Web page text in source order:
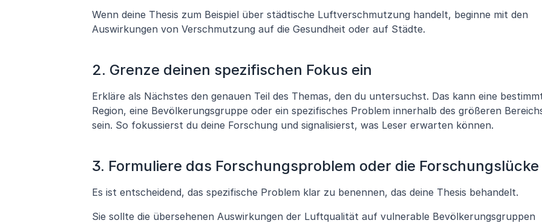
Wenn deine Thesis zum Beispiel über städtische Luftverschmutzung handelt, beginne mit den
Auswirkungen von Verschmutzung auf die Gesundheit oder auf Städte.
2. Grenze deinen spezifischen Fokus ein
Erkläre als Nächstes den genauen Teil des Themas, den du untersuchst. Das kann eine
Region, eine Bevölkerungsgruppe oder ein spezifisches Problem innerhalb des größeren
sein. So fokussierst du deine Forschung und signalisierst, was Leser erwarten können.
3. Formuliere das Forschungsproblem oder die Forschungslücke
Es ist entscheidend, das spezifische Problem klar zu benennen, das deine Thesis behandelt.
Sie sollte die übersehenen Auswirkungen der Luftqualität auf vulnerable Bevölkerungsgruppen